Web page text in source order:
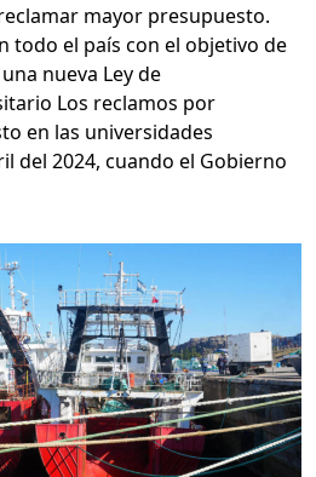
mayor presupuesto.
todo el país con el objetivo de
nueva Ley de
Los reclamos por
en las universidades
del 2024, cuando el Gobierno